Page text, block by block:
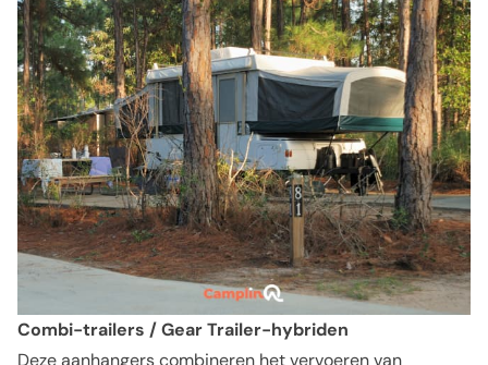
Combi-trailers / Gear Trailer-hybriden
Deze aanhangers combineren het vervoeren van